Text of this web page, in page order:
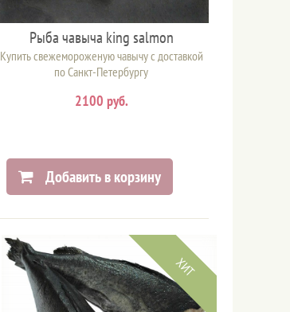
Рыба чавыча king salmon
Купить свежемороженую чавычу с доставкой
по Санкт-Петербургу
2100 руб.
Добавить в корзину
ХИТ